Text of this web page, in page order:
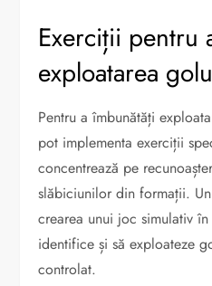
Exerciții pentru
exploatarea
Pentru a îmbunătăți
pot implementa exerciții
concentrează pe
slăbiciunilor din formații.
crearea unui joc simulativ
identifice și să exploateze
controlat.